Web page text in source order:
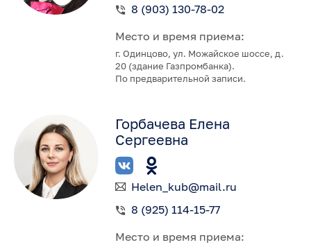
8 (903) 130-78-02
Место и время приема:
г. Одинцово, ул. Можайское шоссе, д.
20 (здание Газпромбанка).
По предварительной записи.
Горбачева Елена
Сергеевна
Helen_kub@mail.ru
8 (925) 114-15-77
Место и время приема: